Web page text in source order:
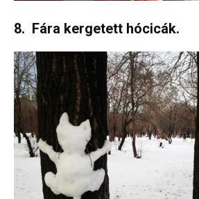
8. Fára kergetett hócicák.